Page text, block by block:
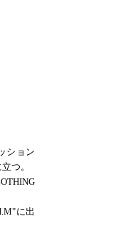
ション
つ。
に出